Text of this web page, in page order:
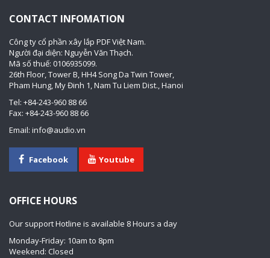
CONTACT INFOMATION
Công ty cổ phần xây lắp PDF Việt Nam.
Người đại diện: Nguyễn Văn Thạch.
Mã số thuế: 0106935099.
26th Floor, Tower B, HH4 Song Da Twin Tower,
Pham Hung, My Đinh 1, Nam Tu Liem Dist., Hanoi
Tel: +84-243-960 88 66
Fax: +84-243-960 88 66
Email: info@audio.vn
Facebook Youtube
OFFICE HOURS
Our support Hotline is available 8 Hours a day
Monday-Friday: 10am to 8pm
Weekend: Closed